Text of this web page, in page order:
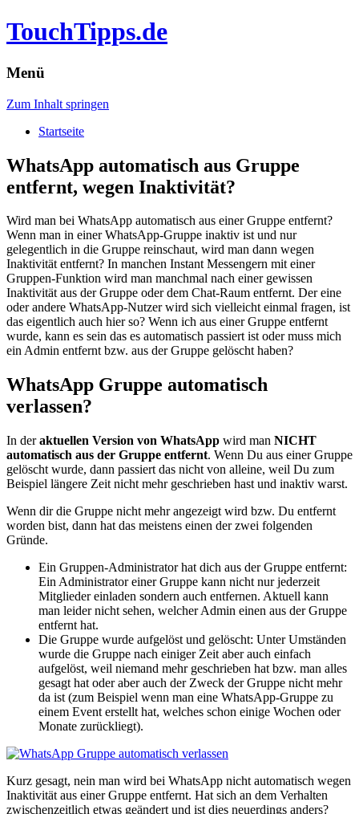
TouchTipps.de
Menü
Zum Inhalt springen
Startseite
WhatsApp automatisch aus Gruppe
entfernt, wegen Inaktivität?
Wird man bei WhatsApp automatisch aus einer Gruppe entfernt?
Wenn man in einer WhatsApp-Gruppe inaktiv ist und nur
gelegentlich in die Gruppe reinschaut, wird man dann wegen
Inaktivität entfernt? In manchen Instant Messengern mit einer
Gruppen-Funktion wird man manchmal nach einer gewissen
Inaktivität aus der Gruppe oder dem Chat-Raum entfernt. Der eine
oder andere WhatsApp-Nutzer wird sich vielleicht einmal fragen, ist
das eigentlich auch hier so? Wenn ich aus einer Gruppe entfernt
wurde, kann es sein das es automatisch passiert ist oder muss mich
ein Admin entfernt bzw. aus der Gruppe gelöscht haben?
WhatsApp Gruppe automatisch
verlassen?
In deraktuellen Version von WhatsApp wird man NICHT
automatisch aus der Gruppe entfernt. Wenn Du aus einer Gruppe
gelöscht wurde, dann passiert das nicht von alleine, weil Du zum
Beispiel längere Zeit nicht mehr geschrieben hast und inaktiv warst.
Wenn dir die Gruppe nicht mehr angezeigt wird bzw. Du entfernt
worden bist, dann hat das meistens einen der zwei folgenden
Gründe.
Ein Gruppen-Administrator hat dich aus der Gruppe entfernt:
Ein Administrator einer Gruppe kann nicht nur jederzeit
Mitglieder einladen sondern auch entfernen. Aktuell kann
man leider nicht sehen, welcher Admin einen aus der Gruppe
entfernt hat.
Die Gruppe wurde aufgelöst und gelöscht: Unter Umständen
wurde die Gruppe nach einiger Zeit aber auch einfach
aufgelöst, weil niemand mehr geschrieben hat bzw. man alles
gesagt hat oder aber auch der Zweck der Gruppe nicht mehr
da ist (zum Beispiel wenn man eine WhatsApp-Gruppe zu
einem Event erstellt hat, welches schon einige Wochen oder
Monate zurückliegt).
Kurz gesagt, nein man wird bei WhatsApp nicht automatisch wegen
Inaktivität aus einer Gruppe entfernt. Hat sich an dem Verhalten
zwischenzeitlich etwas geändert und ist dies neuerdings anders?